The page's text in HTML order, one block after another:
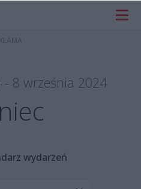
8 września 2024
wydarzeń